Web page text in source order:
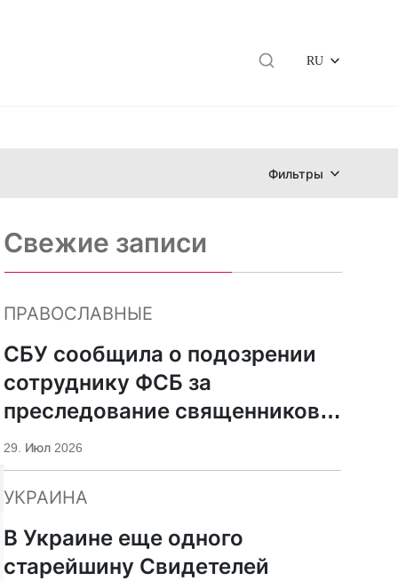
RU
Фильтры
Свежие записи
ПРАВОСЛАВНЫЕ
СБУ сообщила о подозрении
сотруднику ФСБ за
преследование священников
ПЦУ
29. Июл 2026
УКРАИНА
В Украине еще одного
старейшину Свидетелей